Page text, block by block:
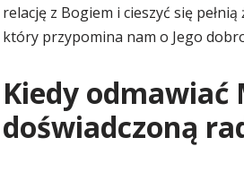
relację z Bogiem i cieszyć się
który przypomina nam o Jego
Kiedy
doświadczoną